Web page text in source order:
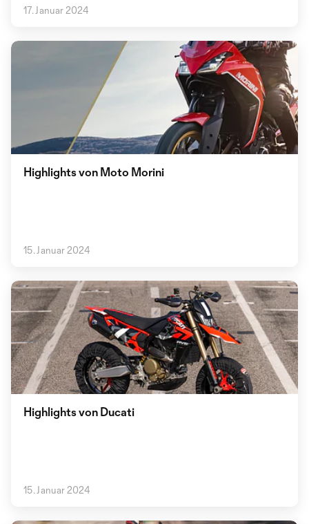
17. Januar 2024
Highlights von Moto Morini
15. Januar 2024
Highlights von Ducati
15. Januar 2024